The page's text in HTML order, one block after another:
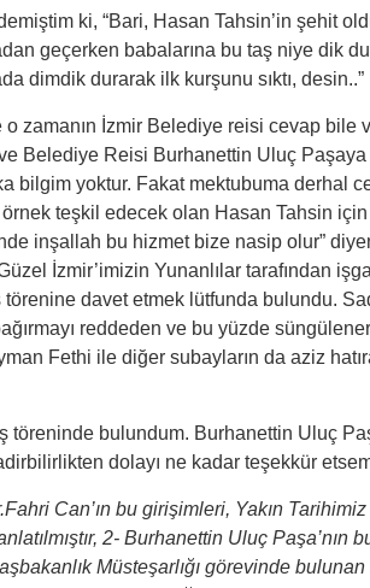
ki, “Bari, Hasan Tahsin’in şehit
geçerken babalarına bu taş niye dik
dimdik durarak ilk kurşunu sıktı, desin..”
o zamanın İzmir Belediye reisi cevap
Belediye Reisi Burhanettin Uluç Paşaya
bilgim yoktur. Fakat mektubuma derhal
teşkil edecek olan Hasan Tahsin için
inşallah bu hizmet bize nasip olur”
İzmir’imizin Yunanlılar tarafından
törenine davet etmek lütfunda bulundu.
reddeden ve bu yüzde
Fethi ile diğer subayların da aziz
töreninde bulundum. Burhanettin Uluç
dolayı ne kadar teşekkür etsem
Can’ın bu girişimleri, Yakın
2- Burhanettin Uluç Paşa’nın
Müsteşarlığı görevinde bulunan